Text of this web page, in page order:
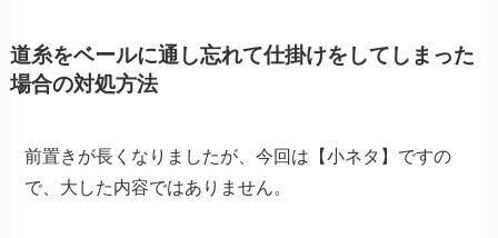
道糸をベールに通し忘れて仕掛けをしてしまった
場合の対処方法
前置きが長くなりましたが、今回は【小ネタ】ですの
で、大した内容ではありません。